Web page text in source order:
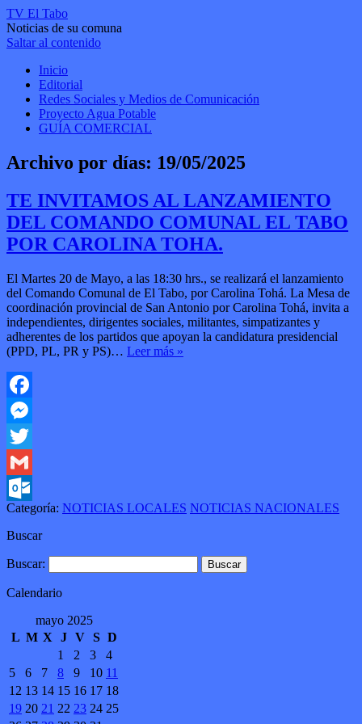
TV El Tabo
Noticias de su comuna
Saltar al contenido
Inicio
Editorial
Redes Sociales y Medios de Comunicación
Proyecto Agua Potable
GUÍA COMERCIAL
Archivo por días: 19/05/2025
TE INVITAMOS AL LANZAMIENTO
DEL COMANDO COMUNAL EL TABO
POR CAROLINA TOHA.
El Martes 20 de Mayo, a las 18:30 hrs., se realizará el lanzamiento
del Comando Comunal de El Tabo, por Carolina Tohá. La Mesa de
coordinación provincial de San Antonio por Carolina Tohá, invita a
independientes, dirigentes sociales, militantes, simpatizantes y
adherentes de los partidos que apoyan la candidatura presidencial
(PPD, PL, PR y PS)… Leer más »
Facebook
Messenger
Twitter
Gmail
Outlook.com
Categoría: NOTICIAS LOCALES NOTICIAS NACIONALES
Buscar
Buscar:
Calendario
mayo 2025
L M X J V S D
1
2 3
4
5
6 7 8 9 10 11
12 13 14 15 16 17 18
19 20 21 22 23 24 25